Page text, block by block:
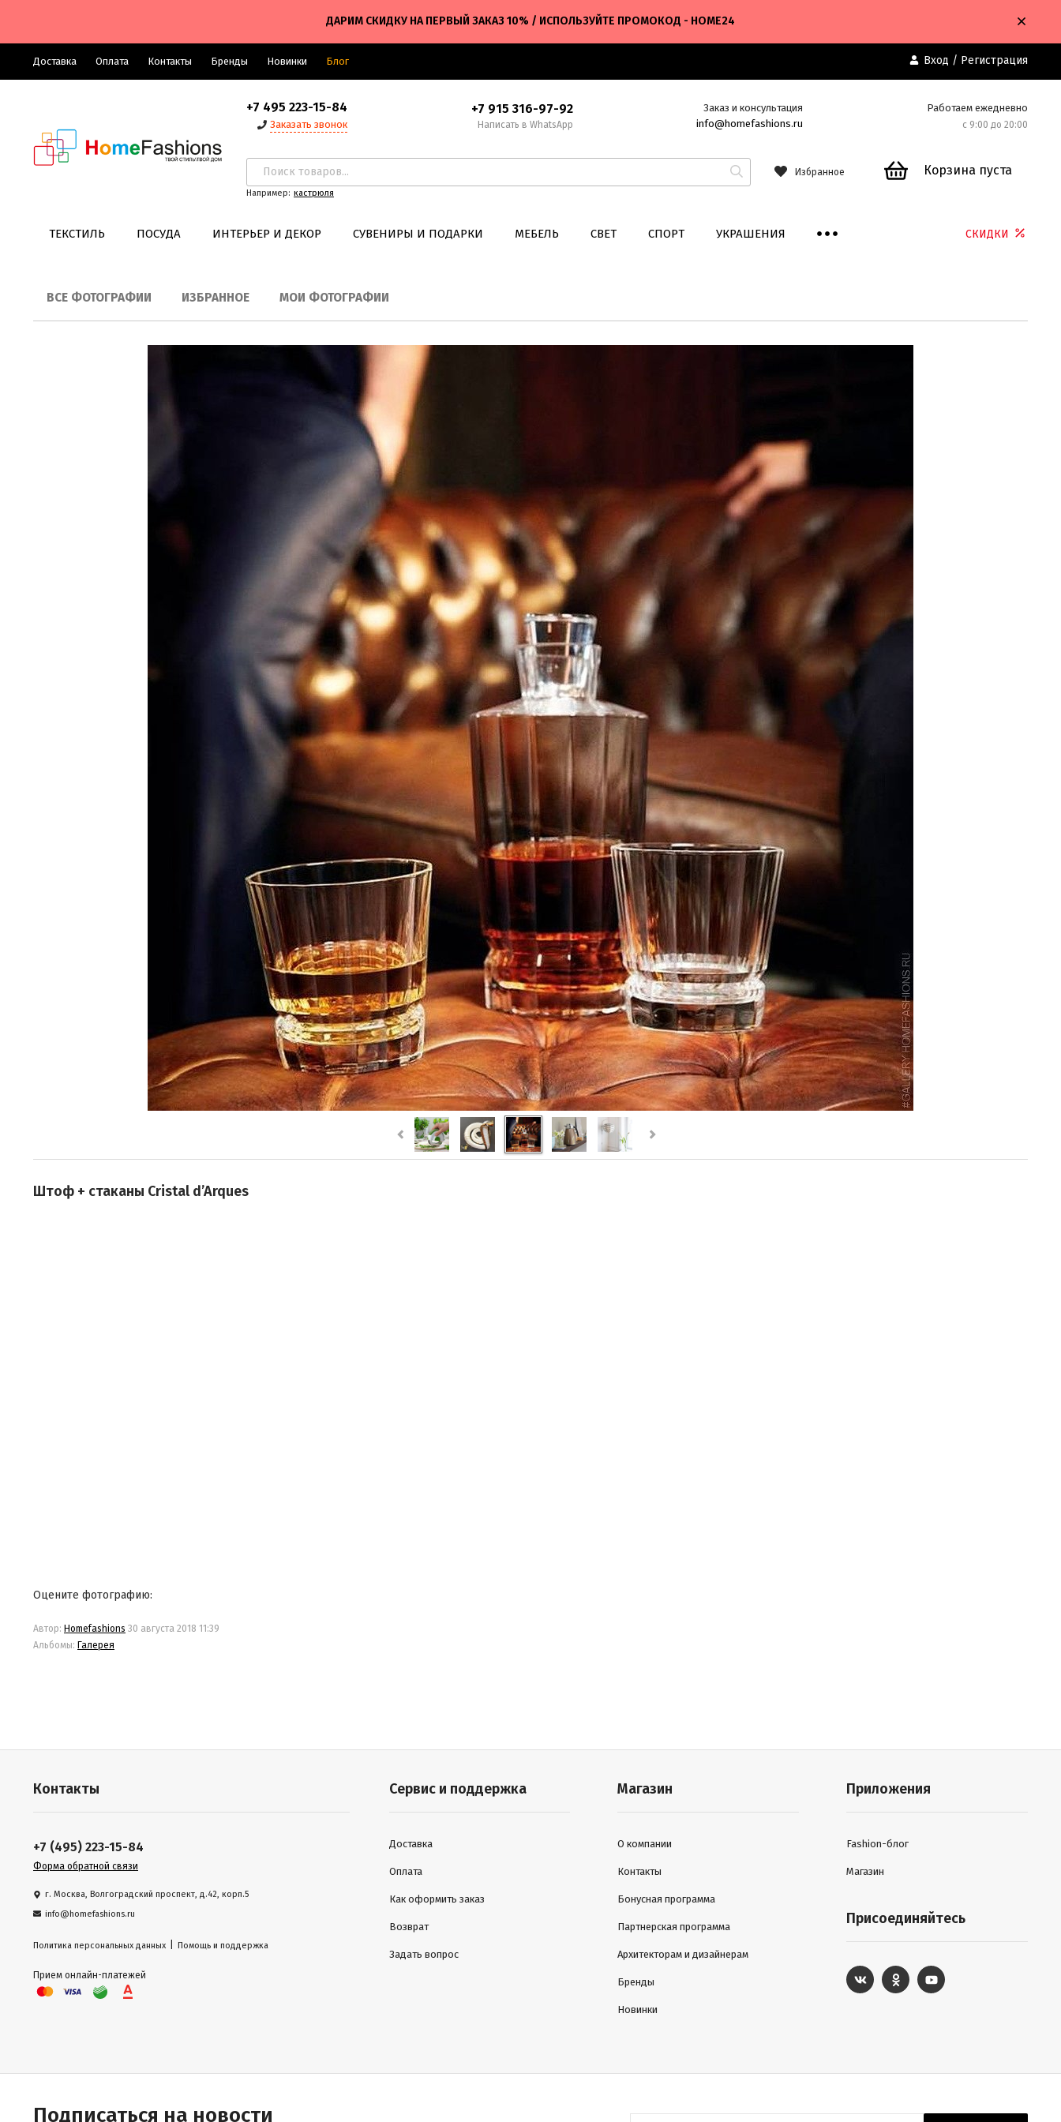
ДАРИМ СКИДКУ НА ПЕРВЫЙ ЗАКАЗ 10% / ИСПОЛЬЗУЙТЕ ПРОМОКОД - HOME24
Доставка Оплата Контакты Бренды Новинки Блог Вход / Регистрация
+7 495 223-15-84
Заказать звонок
+7 915 316-97-92
Написать в WhatsApp
Заказ и консультация
info@homefashions.ru
Работаем ежедневно
с 9:00 до 20:00
Например: кастрюля
Избранное Корзина пуста
ТЕКСТИЛЬ ПОСУДА ИНТЕРЬЕР И ДЕКОР СУВЕНИРЫ И ПОДАРКИ МЕБЕЛЬ СВЕТ СПОРТ УКРАШЕНИЯ СКИДКИ
ВСЕ ФОТОГРАФИИ ИЗБРАННОЕ МОИ ФОТОГРАФИИ
Штоф + стаканы Cristal d’Arques
Оцените фотографию:
Автор: Homefashions 30 августа 2018 11:39
Альбомы: Галерея
Контакты
+7 (495) 223-15-84
Форма обратной связи
г. Москва, Волгоградский проспект, д.42, корп.5
info@homefashions.ru
Политика персональных данных Помощь и поддержка
Прием онлайн-платежей
Сервис и поддержка
Доставка
Оплата
Как оформить заказ
Возврат
Задать вопрос
Магазин
О компании
Контакты
Бонусная программа
Партнерская программа
Архитекторам и дизайнерам
Бренды
Новинки
Приложения
Fashion-блог
Магазин
Присоединяйтесь
Подписаться на новости